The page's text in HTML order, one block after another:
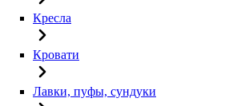
Кресла
Кровати
Лавки, пуфы, сундуки